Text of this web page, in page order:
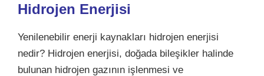
Hidrojen Enerjisi
Yenilenebilir enerji kaynakları hidrojen enerjisi
nedir? Hidrojen enerjisi, doğada bileşikler halinde
bulunan hidrojen gazının işlenmesi ve